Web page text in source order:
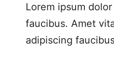
Lorem ipsum
faucibus. Amet
adipiscing